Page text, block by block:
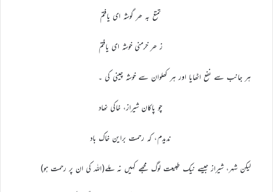
تمتع بہ ھر گوشہ ای یافتم
ز ھر خرمنی خوشہ ای یافتم
ہر جانب سے نفع اٹھایا اور ہر کھلوان سے خوشہ چینی کی ۔
چو پاکان شیراز، خاکی نھاد
ندیدم، کہ رحمت براین خاک باد
لیکن شہر، شیراز جیسے نیک طبیعت لوگ مجھے کہیں نہ ملے(اللہ کی ان پر رحمت ہو)